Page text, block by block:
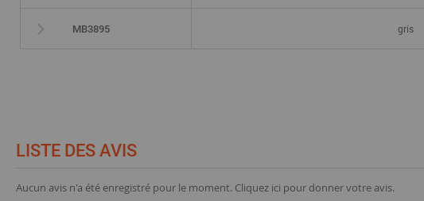
MB3895 gris
LISTE DES AVIS
Aucun avis n'a été enregistré pour le moment. Cliquez ici pour donner votre avis.